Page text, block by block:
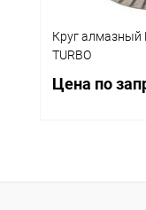
Круг алмазный
TURBO
Цена по